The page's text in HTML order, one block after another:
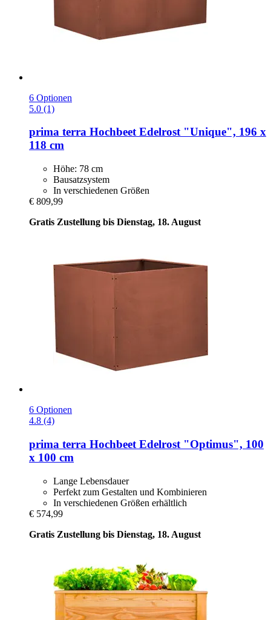
6 Optionen
5.0 (1)
prima terra Hochbeet Edelrost "Unique", 196 x
118 cm
Höhe: 78 cm
Bausatzsystem
In verschiedenen Größen
€ 809,99
Gratis Zustellung bis Dienstag, 18. August
6 Optionen
4.8 (4)
prima terra Hochbeet Edelrost "Optimus", 100
x 100 cm
Lange Lebensdauer
Perfekt zum Gestalten und Kombinieren
In verschiedenen Größen erhältlich
€ 574,99
Gratis Zustellung bis Dienstag, 18. August